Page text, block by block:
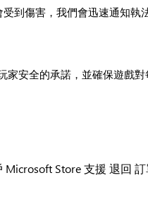
到傷害，我們會迅速通知執法
安全的承諾，並確保遊戲
Microsoft Store 支援 退回